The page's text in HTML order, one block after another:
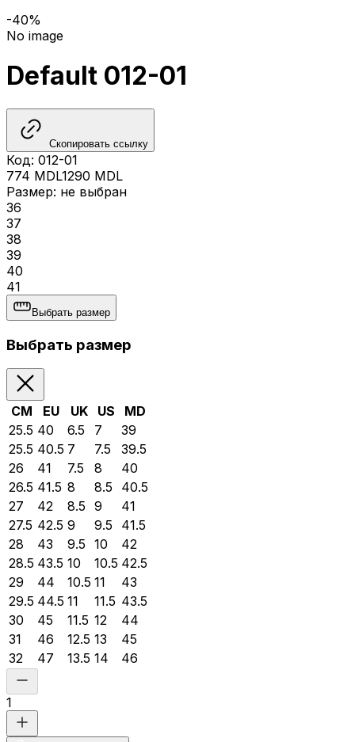
-40%
No image
Default 012-01
Скопировать ссылку
Код: 012-01
774 MDL1290 MDL
Размер: не выбран
36
37
38
39
40
41
Выбрать размер
Выбрать размер
CM EU UK US
MD
25.5 40 6.5 7
39
25.5 40.5 7 7.5
39.5
26
41 7.5 8
40
26.5 41.5 8 8.5
40.5
27
42 8.5 9
41
27.5 42.5 9 9.5
41.5
28
43 9.5 10
42
28.5 43.5 10 10.5 42.5
29
44 10.5 11
43
29.5 44.5 11 11.5 43.5
30
45 11.5 12
44
31
46 12.5 13
45
32
47 13.5 14 46
1